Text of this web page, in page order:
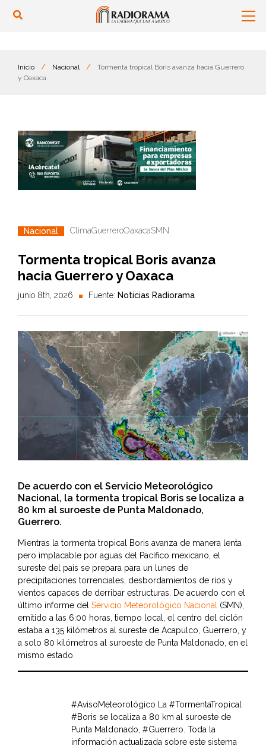
Inicio / Nacional /
Tormenta tropical Boris avanza hacia Guerrero
y Oaxaca
Nacional ClimaGuerreroOaxacaSMN
Tormenta tropical Boris avanza
hacia Guerrero y Oaxaca
junio 8th, 2026 Fuente: Noticias Radiorama
De acuerdo con el Servicio Meteorológico
Nacional, la tormenta tropical Boris se localiza a
80 km al suroeste de Punta Maldonado,
Guerrero.
Mientras la tormenta tropical Boris avanza de manera lenta
pero implacable por aguas del Pacífico mexicano, el
sureste del país se prepara para un lunes de
precipitaciones torrenciales, desbordamientos de ríos y
vientos capaces de derribar estructuras. De acuerdo con el
último informe del Servicio Meteorológico Nacional (SMN),
emitido a las 6:00 horas, tiempo local, el centro del ciclón
estaba a 135 kilómetros al sureste de Acapulco, Guerrero, y
a solo 80 kilómetros al suroeste de Punta Maldonado, en el
mismo estado.
#AvisoMeteorológico La #TormentaTropical
#Boris se localiza a 80 km al suroeste de
Punta Maldonado, #Guerrero. Toda la
información actualizada sobre este sistema